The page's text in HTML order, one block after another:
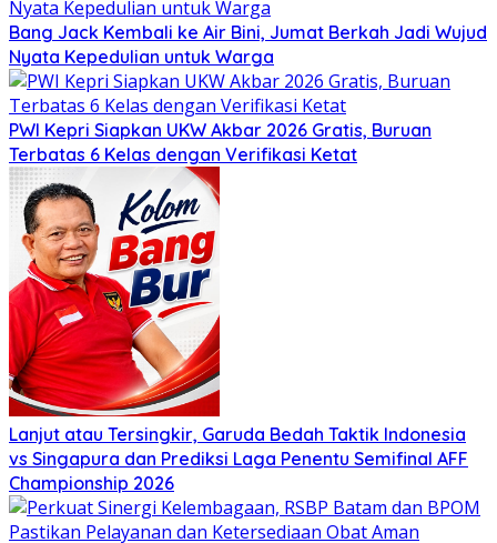
Bang Jack Kembali ke Air Bini, Jumat Berkah Jadi Wujud
Nyata Kepedulian untuk Warga
PWI Kepri Siapkan UKW Akbar 2026 Gratis, Buruan
Terbatas 6 Kelas dengan Verifikasi Ketat
Lanjut atau Tersingkir, Garuda Bedah Taktik Indonesia
vs Singapura dan Prediksi Laga Penentu Semifinal AFF
Championship 2026